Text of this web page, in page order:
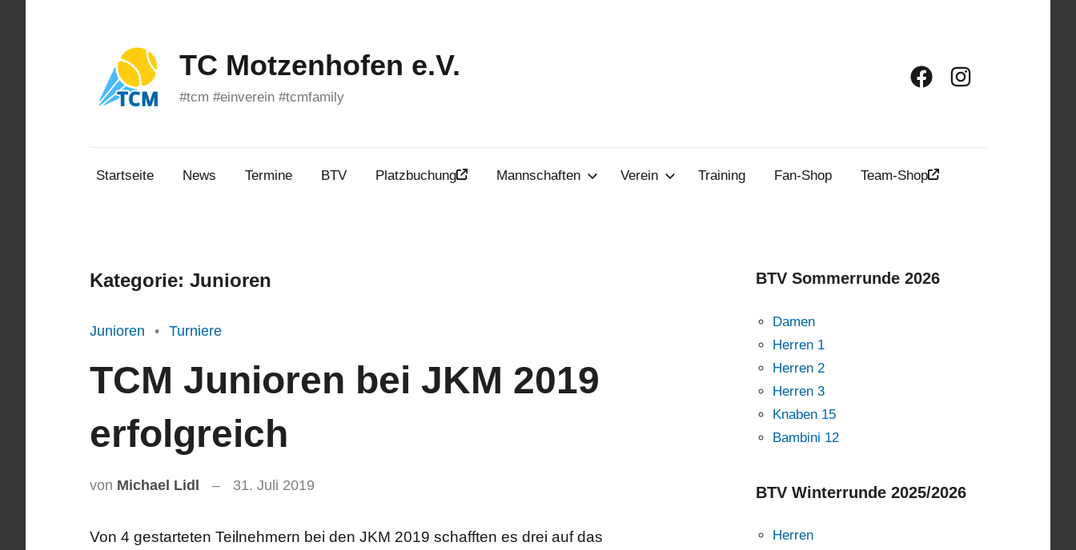
TC Motzenhofen e.V.
#tcm #einverein #tcmfamily
FacebookInstagram
Startseite News Termine BTV Platzbuchung Mannschaften Verein Training Fan-Shop Team-Shop
Kategorie: Junioren
Junioren Turniere
TCM Junioren bei JKM 2019
erfolgreich
von Michael Lidl 31. Juli 2019
Von 4 gestarteten Teilnehmern bei den JKM 2019 schafften es drei auf das
BTV Sommerrunde 2026
Damen
Herren 1
Herren 2
Herren 3
Knaben 15
Bambini 12
BTV Winterrunde 2025/2026
Herren